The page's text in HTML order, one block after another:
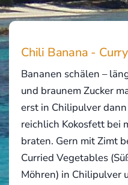
Chili Banana -
Bananen schälen –
und braunem Zucker
erst in Chilipulver
reichlich Kokosfett bei
braten. Gern mit Zimt
Curried Vegetables
Möhren) in Chilipulver